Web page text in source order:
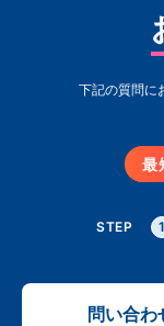
下記の質問に
最
STEP 1
問い合わ